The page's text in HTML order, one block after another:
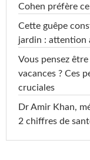
Cohen préfère
Cette guêpe
jardin : attention
Vous pensez
vacances ? Ces
cruciales
Dr Amir Khan,
2 chiffres de